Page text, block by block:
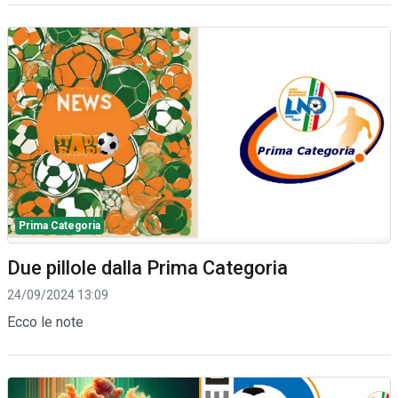
Prima Categoria
Due pillole dalla Prima Categoria
24/09/2024 13:09
Ecco le note